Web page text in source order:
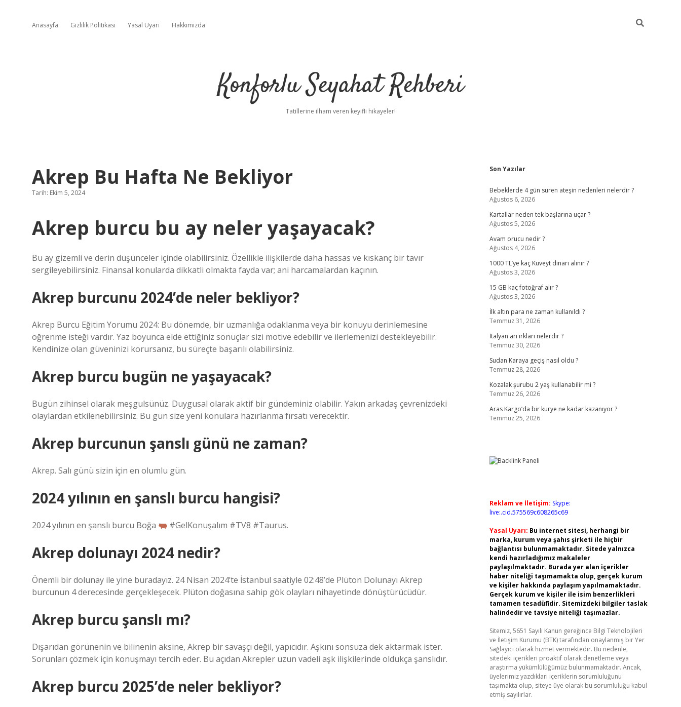
Anasayfa Gizlilik Politikası Yasal Uyarı Hakkımızda
Konforlu Seyahat Rehberi
Tatillerine ilham veren keyifli hikayeler!
Akrep Bu Hafta Ne Bekliyor
Tarih: Ekim 5, 2024
Akrep burcu bu ay neler yaşayacak?
Bu ay gizemli ve derin düşünceler içinde olabilirsiniz. Özellikle ilişkilerde daha hassas ve kıskanç bir tavır
sergileyebilirsiniz. Finansal konularda dikkatli olmakta fayda var; ani harcamalardan kaçının.
Akrep burcunu 2024’de neler bekliyor?
Akrep Burcu Eğitim Yorumu 2024: Bu dönemde, bir uzmanlığa odaklanma veya bir konuyu derinlemesine
öğrenme isteği vardır. Yaz boyunca elde ettiğiniz sonuçlar sizi motive edebilir ve ilerlemenizi destekleyebilir.
Kendinize olan güveninizi korursanız, bu süreçte başarılı olabilirsiniz.
Akrep burcu bugün ne yaşayacak?
Bugün zihinsel olarak meşgulsünüz. Duygusal olarak aktif bir gündeminiz olabilir. Yakın arkadaş çevrenizdeki
olaylardan etkilenebilirsiniz. Bu gün size yeni konulara hazırlanma fırsatı verecektir.
Akrep burcunun şanslı günü ne zaman?
Akrep. Salı günü sizin için en olumlu gün.
2024 yılının en şanslı burcu hangisi?
2024 yılının en şanslı burcu Boğa #GelKonuşalım #TV8 #Taurus.
Akrep dolunayı 2024 nedir?
Önemli bir dolunay ile yine buradayız. 24 Nisan 2024’te İstanbul saatiyle 02:48’de Plüton Dolunayı Akrep
burcunun 4 derecesinde gerçekleşecek. Plüton doğasına sahip gök olayları nihayetinde dönüştürücüdür.
Akrep burcu şanslı mı?
Dışarıdan görünenin ve bilinenin aksine, Akrep bir savaşçı değil, yapıcıdır. Aşkını sonsuza dek aktarmak ister.
Sorunları çözmek için konuşmayı tercih eder. Bu açıdan Akrepler uzun vadeli aşk ilişkilerinde oldukça şanslıdır.
Akrep burcu 2025’de neler bekliyor?
Sidebar
Son Yazılar
Bebeklerde 4 gün süren ateşin nedenleri nelerdir ?
Ağustos 6, 2026
Kartallar neden tek başlarına uçar ?
Ağustos 5, 2026
Avam orucu nedir ?
Ağustos 4, 2026
1000 TL’ye kaç Kuveyt dinarı alınır ?
Ağustos 3, 2026
15 GB kaç fotoğraf alır ?
Ağustos 3, 2026
İlk altın para ne zaman kullanıldı ?
Temmuz 31, 2026
İtalyan arı ırkları nelerdir ?
Temmuz 30, 2026
Sudan Karaya geçiş nasıl oldu ?
Temmuz 28, 2026
Kozalak şurubu 2 yaş kullanabilir mi ?
Temmuz 26, 2026
Aras Kargo’da bir kurye ne kadar kazanıyor ?
Temmuz 25, 2026
Reklam ve İletişim: Skype:
live:.cid.575569c608265c69
Yasal Uyarı: Bu internet sitesi, herhangi bir
marka, kurum veya şahıs şirketi ile hiçbir
bağlantısı bulunmamaktadır. Sitede yalnızca
kendi hazırladığımız makaleler
paylaşılmaktadır. Burada yer alan içerikler
haber niteliği taşımamakta olup, gerçek kurum
ve kişiler hakkında paylaşım yapılmamaktadır.
Gerçek kurum ve kişiler ile isim benzerlikleri
tamamen tesadüfidir. Sitemizdeki bilgiler taslak
halindedir ve tavsiye niteliği taşımazlar.
Sitemiz, 5651 Sayılı Kanun gereğince Bilgi Teknolojileri
ve İletişim Kurumu (BTK) tarafından onaylanmış bir Yer
Sağlayıcı olarak hizmet vermektedir. Bu nedenle,
sitedeki içerikleri proaktif olarak denetleme veya
araştırma yükümlülüğümüz bulunmamaktadır. Ancak,
üyelerimiz yazdıkları içeriklerin sorumluluğunu
taşımakta olup, siteye üye olarak bu sorumluluğu kabul
etmiş sayılırlar.